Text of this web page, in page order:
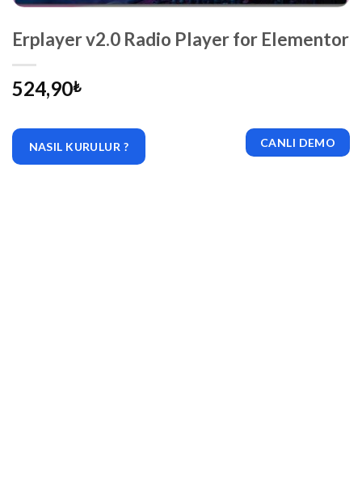
Erplayer v2.0 Radio Player for Elementor
524,90₺
NASIL KURULUR ? CANLI DEMO